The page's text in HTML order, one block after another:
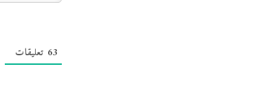
63 تعليقات